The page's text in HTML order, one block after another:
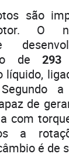
são
O
de293
líquido,
de
com
a
é de